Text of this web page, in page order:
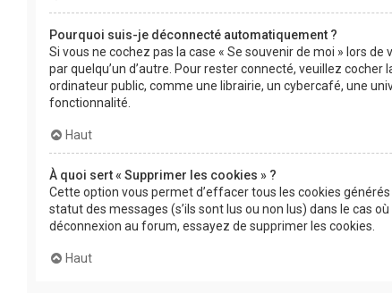
Pourquoi suis-je déconnecté automatiquement ?
Si vous ne cochez pas la case « Se souvenir de moi » lors
par quelqu’un d’autre. Pour rester connecté, veuillez
ordinateur public, comme une librairie, un cybercafé, une
fonctionnalité.
Haut
À quoi sert « Supprimer les cookies » ?
Cette option vous permet d’effacer tous les cookies
statut des messages (s’ils sont lus ou non lus) dans le cas
déconnexion au forum, essayez de supprimer les cookies.
Haut